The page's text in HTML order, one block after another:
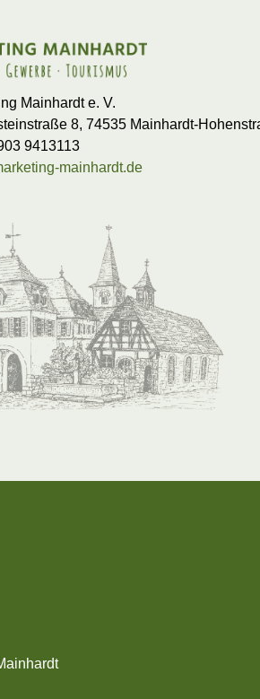
Mainhardt e. V.
8, 74535 Mainhardt-
9413113
mainhardt.de